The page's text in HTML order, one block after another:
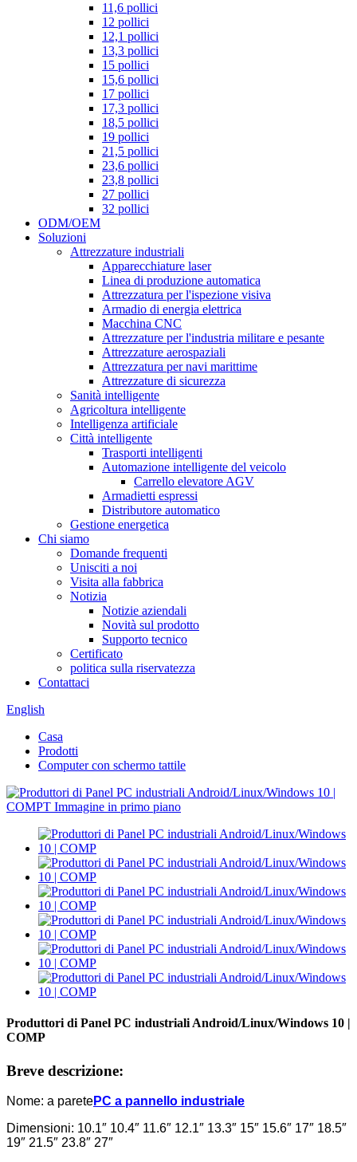
11,6 pollici
12 pollici
12,1 pollici
13,3 pollici
15 pollici
15,6 pollici
17 pollici
17,3 pollici
18,5 pollici
19 pollici
21,5 pollici
23,6 pollici
23,8 pollici
27 pollici
32 pollici
ODM/OEM
Soluzioni
Attrezzature industriali
Apparecchiature laser
Linea di produzione automatica
Attrezzatura per l'ispezione visiva
Armadio di energia elettrica
Macchina CNC
Attrezzature per l'industria militare e pesante
Attrezzature aerospaziali
Attrezzatura per navi marittime
Attrezzature di sicurezza
Sanità intelligente
Agricoltura intelligente
Intelligenza artificiale
Città intelligente
Trasporti intelligenti
Automazione intelligente del veicolo
Carrello elevatore AGV
Armadietti espressi
Distributore automatico
Gestione energetica
Chi siamo
Domande frequenti
Unisciti a noi
Visita alla fabbrica
Notizia
Notizie aziendali
Novità sul prodotto
Supporto tecnico
Certificato
politica sulla riservatezza
Contattaci
English
Casa
Prodotti
Computer con schermo tattile
Produttori di Panel PC industriali Android/Linux/Windows 10 |
COMP
Breve descrizione:
Nome: a paretePC a pannello industriale
Dimensioni: 10.1″ 10.4″ 11.6″ 12.1″ 13.3″ 15″ 15.6″ 17″ 18.5″
19″ 21.5″ 23.8″ 27″